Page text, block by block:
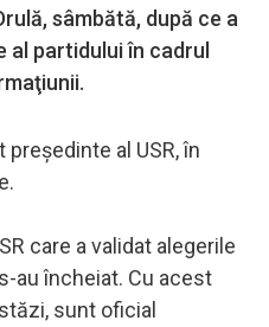
sâmbătă, după ce a
al partidului în cadrul
al USR, în
care a validat alegerile
au încheiat. Cu acest
sunt oficial